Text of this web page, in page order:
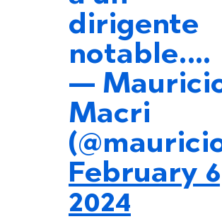
dirigente
notable.…
—
Macri
February
2024